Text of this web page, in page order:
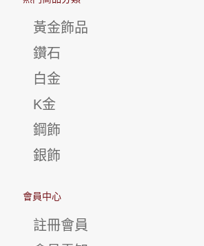
黃金飾品
鑽石
白金
K金
鋼飾
銀飾
會員中心
註冊會員